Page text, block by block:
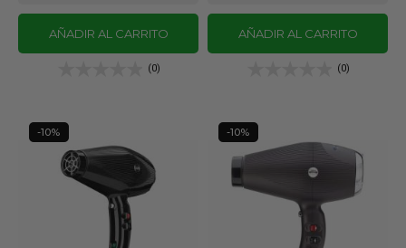
AÑADIR AL CARRITO
(0)
AÑADIR AL CARRITO
(0)
-10% -10%